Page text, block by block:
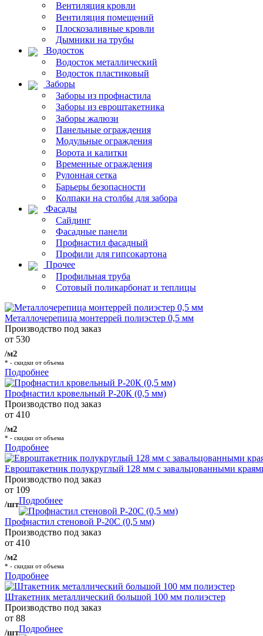
Вентиляция кровли
Вентиляция помещений
Плоскозаливные кровли
Дымники на трубы
Водосток
Водосток металлический
Водосток пластиковый
Заборы
Заборы из профнастила
Заборы из евроштакетника
Заборы жалюзи
Панельные ограждения
Модульные ограждения
Ворота и калитки
Временные ограждения
Рулонная сетка
Барьеры безопасности
Колпаки на столбы для забора
Фасады
Сайдинг
Фасадные панели
Профнастил фасадный
Профили для гипсокартона
Прочее
Профильная труба
Сотовый поликарбонат и теплицы
Металлочерепица монтеррей полиэстер 0,5 мм
Производство под заказ
от 530
/м2
* - скидки от объема
Подробнее
Профнастил кровельный Р-20К (0,5 мм)
Производство под заказ
от 410
/м2
* - скидки от объема
Подробнее
Евроштакетник полукруглый 128 мм с завальцованными
Производство под заказ
от 109
/штПодробнее
Профнастил стеновой Р-20С (0,5 мм)
Производство под заказ
от 410
/м2
* - скидки от объема
Подробнее
Штакетник металлический большой 100 мм полиэстер
Производство под заказ
от 88
/штПодробнее